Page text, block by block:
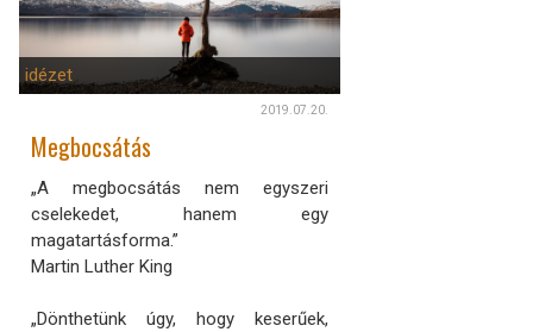
idézet
2019.07.20.
Megbocsátás
„A megbocsátás nem egyszeri
cselekedet, hanem egy
magatartásforma.”
Martin Luther King
„Dönthetünk úgy, hogy keserűek,